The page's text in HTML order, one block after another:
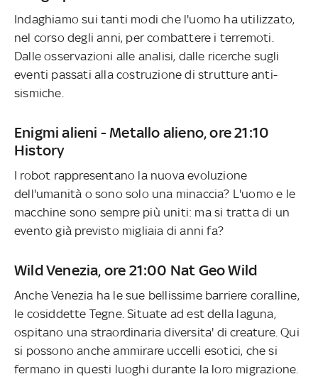
Indaghiamo sui tanti modi che l'uomo ha utilizzato,
nel corso degli anni, per combattere i terremoti.
Dalle osservazioni alle analisi, dalle ricerche sugli
eventi passati alla costruzione di strutture anti-
sismiche.
Enigmi alieni - Metallo alieno, ore 21:10
History
I robot rappresentano la nuova evoluzione
dell'umanità o sono solo una minaccia? L'uomo e le
macchine sono sempre più uniti: ma si tratta di un
evento già previsto migliaia di anni fa?
Wild Venezia, ore 21:00 Nat Geo Wild
Anche Venezia ha le sue bellissime barriere coralline,
le cosiddette Tegne. Situate ad est della laguna,
ospitano una straordinaria diversita' di creature. Qui
si possono anche ammirare uccelli esotici, che si
fermano in questi luoghi durante la loro migrazione.